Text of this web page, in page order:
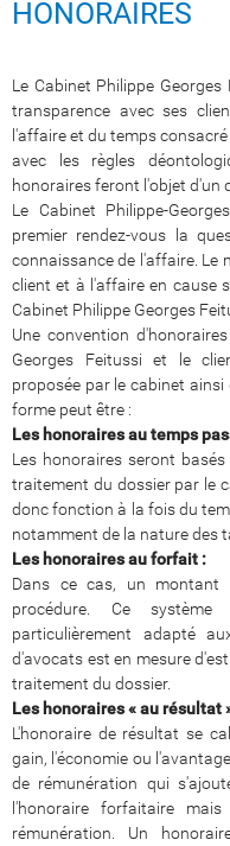
HONORAIRES
Le Cabinet Philippe
transparence avec ses
l'affaire et du temps
avec les règles
honoraires feront l'objet d'un
Le Cabinet Philippe-
premier rendez-vous la
connaissance de l'affaire. Le
client et à l'affaire en cause
Cabinet Philippe Georges
Une convention
Georges Feitussi et le
proposée par le cabinet
forme peut être :
Les honoraires au temps
Les honoraires seront
traitement du dossier par le
donc fonction à la fois du
notamment de la nature des
Les honoraires au forfait :
Dans ce cas, un montant
procédure. Ce
particulièrement adapté
d'avocats est en mesure
traitement du dossier.
Les honoraires « au résultat
L'honoraire de résultat se
gain, l'économie ou
de rémunération qui
l'honoraire forfaitaire
rémunération. Un